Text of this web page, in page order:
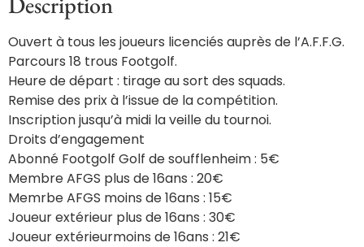
Ouvert à tous les joueurs licenciés auprès de l’A.F.F.G.
Parcours 18 trous Footgolf.
Heure de départ : tirage au sort des squads.
Remise des prix à l’issue de la compétition.
Inscription jusqu’à midi la veille du tournoi.
Droits d’engagement
Abonné Footgolf Golf de soufflenheim : 5€
Membre AFGS plus de 16ans : 20€
Memrbe AFGS moins de 16ans : 15€
Joueur extérieur plus de 16ans : 30€
Joueur extérieurmoins de 16ans : 21€